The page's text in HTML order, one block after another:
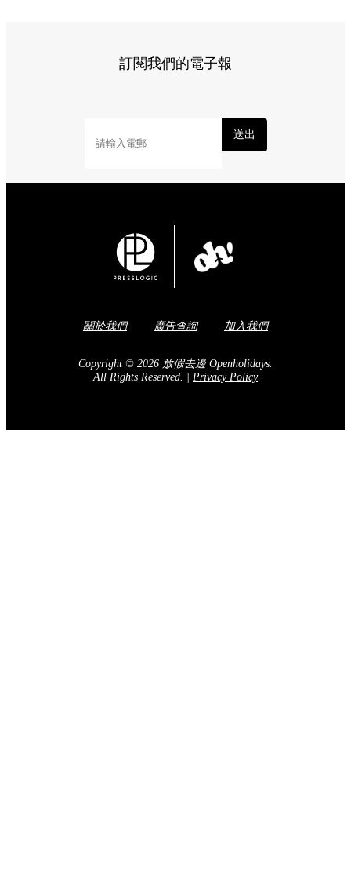
訂閱我們的電子報
送出
關於我們 廣告查詢 加入我們
Copyright © 2026 放假去邊 Openholidays.
All Rights Reserved.
Privacy Policy